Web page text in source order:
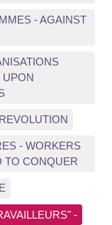
- AGAINST
UPON
- WORKERS
TO CONQUER
-